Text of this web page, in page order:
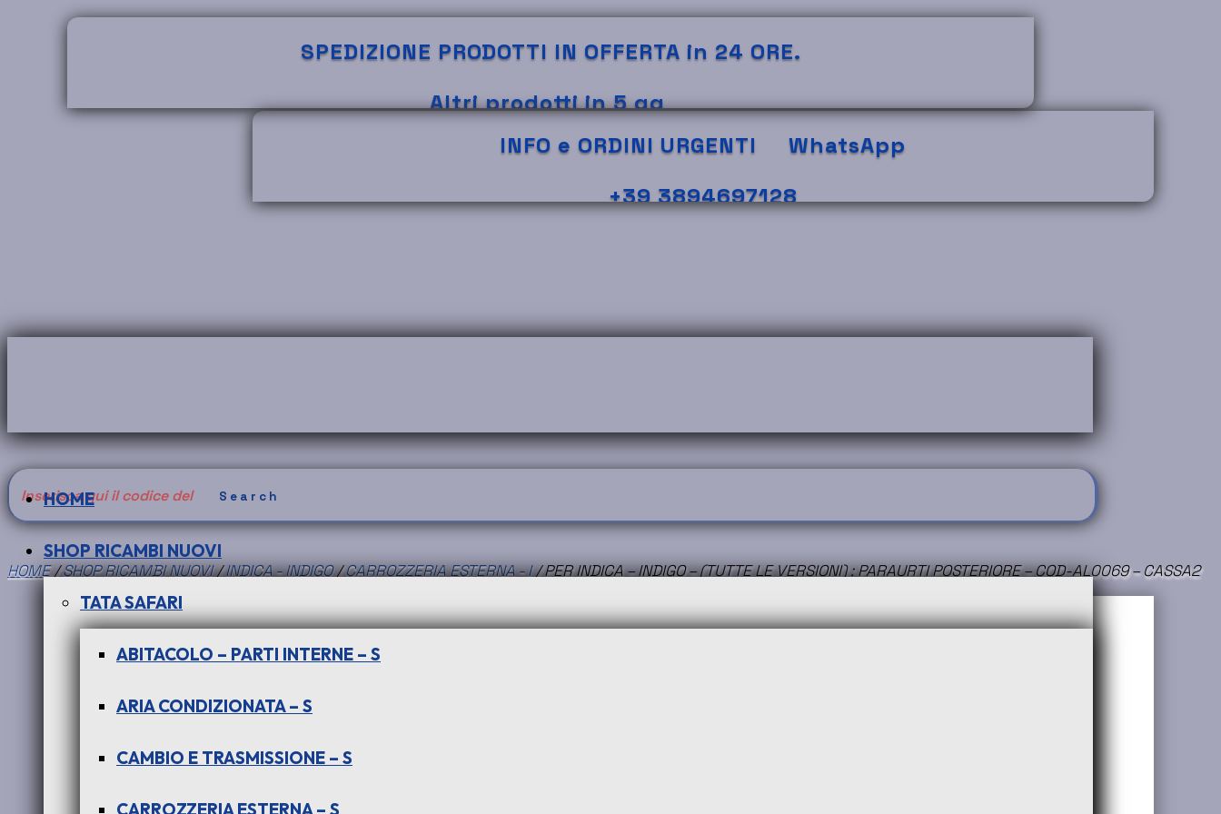
SPEDIZIONE PRODOTTI IN OFFERTA in 24 ORE.
Altri prodotti in 5 gg
INFO e ORDINI URGENTI
WhatsApp
+39 3894697128
HOME
SHOP RICAMBI NUOVI
TATA SAFARI
ABITACOLO – PARTI INTERNE – S
ARIA CONDIZIONATA – S
CAMBIO E TRASMISSIONE – S
CARROZZERIA ESTERNA – S
Search
for:
HOME/SHOP RICAMBI NUOVI/INDICA - INDIGO/CARROZZERIA ESTERNA - I/ PER INDICA – INDIGO – (TUTTE LE VERSIONI) : PARAURTI POSTERIORE – COD-AL0069 – CASSA2